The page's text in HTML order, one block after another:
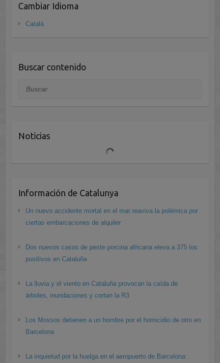
eCambiar Idioma
Català
Buscar contenido
Buscar
Noticias
Información de Catalunya
Un nuevo accidente mortal en el mar reaviva la polémica por
ciertas embarcaciones de alquiler
Dos nuevos casos de peste porcina africana eleva a 375 los
positivos en Cataluña
La lluvia y el viento en Cataluña provocan la caída de
árboles, inundaciones y cortan la R3
Los Mossos detienen a un hombre por el homicidio de otro en
Barcelona
La inquietud por la huelga en el aeropuerto de Barcelona: